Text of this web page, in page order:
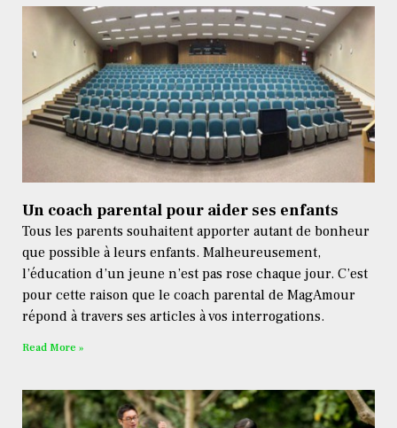
Un coach parental pour aider ses enfants
Tous les parents souhaitent apporter autant de bonheur
que possible à leurs enfants. Malheureusement,
l’éducation d’un jeune n’est pas rose chaque jour. C’est
pour cette raison que le coach parental de MagAmour
répond à travers ses articles à vos interrogations.
Read More »